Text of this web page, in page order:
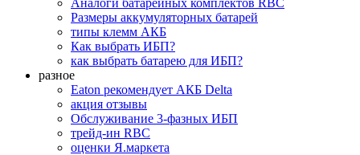
Аналоги батарейных комплектов RBC
Размеры аккумуляторных батарей
типы клемм АКБ
Как выбрать ИБП?
как выбрать батарею для ИБП?
разное
Eaton рекомендует АКБ Delta
акция отзывы
Обслуживание 3-фазных ИБП
трейд-ин RBC
оценки Я.маркета